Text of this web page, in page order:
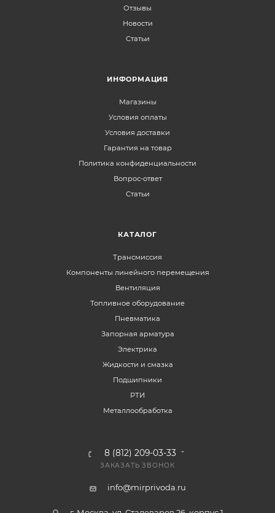
Отзывы
Новости
Статьи
ИНФОРМАЦИЯ
Магазины
Условия оплаты
Условия доставки
Гарантия на товар
Политика конфиденциальности
Вопрос-ответ
Статьи
КАТАЛОГ
Трансмиссия
Компоненты линейного перемещения
Вентиляция
Топливное оборудование
Пневматика
Запорная арматура
Электрика
Жидкости и смазка
Подшипники
РТИ
Металлообработка
8 (812) 209-03-33
ЗАКАЗАТЬ ЗВОНОК
info@mirprivoda.ru